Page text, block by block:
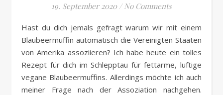
19. September 2020 / No Comments
Hast du dich jemals gefragt warum wir mit einem
Blaubeermuffin automatisch die Vereinigten Staaten
von Amerika assoziieren? Ich habe heute ein tolles
Rezept für dich im Schlepptau für fettarme, luftige
vegane Blaubeermuffins. Allerdings möchte ich auch
meiner Frage nach der Assoziation nachgehen.